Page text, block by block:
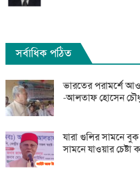
সর্বাধিক পঠিত
ভারতের পরামর্শে
-আলতাফ হোসেন
যারা গুলির সামনে
সামনে যাওয়ার